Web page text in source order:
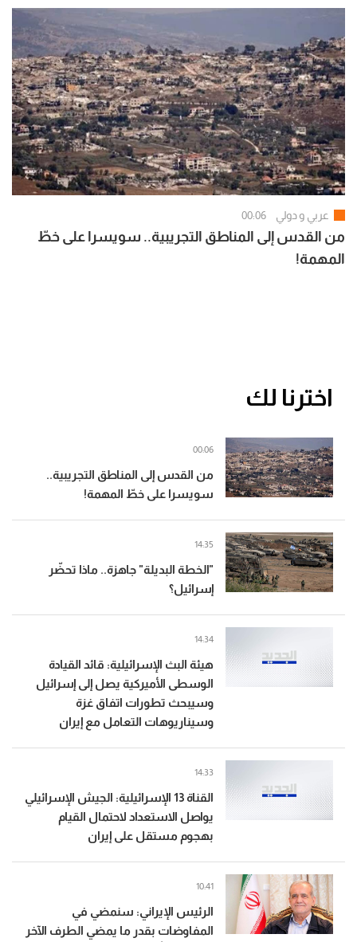
عربي و دولي 00:06
من القدس إلى المناطق التجريبية.. سويسرا على خطّ
المهمة!
اخترنا لك
من القدس إلى المناطق التجريبية..
سويسرا على خطّ المهمة!
00:06
"الخطة البديلة" جاهزة.. ماذا تحضّر
إسرائيل؟
14:35
هيئة البث الإسرائيلية: قائد القيادة
الوسطى الأميركية يصل إلى إسرائيل
وسيبحث تطورات اتفاق غزة
وسيناريوهات التعامل مع إيران
14:34
القناة 13 الإسرائيلية: الجيش الإسرائيلي
يواصل الاستعداد لاحتمال القيام
بهجوم مستقل على إيران
14:33
الرئيس الإيراني: سنمضي في
المفاوضات بقدر ما يمضي الطرف الآخر
10:41